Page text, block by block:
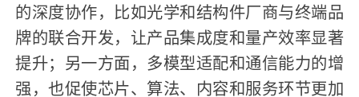
的深度协作，比如光学和结构件厂商与终端品
牌的联合开发，让产品集成度和量产效率显著
提升；另一方面，多模型适配和通信能力的增
强，也促使芯片、算法、内容和服务环节更加